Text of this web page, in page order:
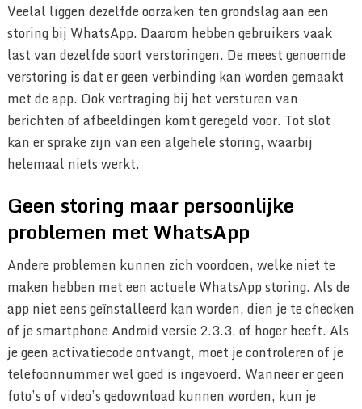
Veelal liggen dezelfde oorzaken ten grondslag aan een
storing bij WhatsApp. Daarom hebben gebruikers vaak
last van dezelfde soort verstoringen. De meest genoemde
verstoring is dat er geen verbinding kan worden gemaakt
met de app. Ook vertraging bij het versturen van
berichten of afbeeldingen komt geregeld voor. Tot slot
kan er sprake zijn van een algehele storing, waarbij
helemaal niets werkt.
Geen storing maar persoonlijke
problemen met WhatsApp
Andere problemen kunnen zich voordoen, welke niet te
maken hebben met een actuele WhatsApp storing. Als de
app niet eens geïnstalleerd kan worden, dien je te checken
of je smartphone Android versie 2.3.3. of hoger heeft. Als
je geen activatiecode ontvangt, moet je controleren of je
telefoonnummer wel goed is ingevoerd. Wanneer er geen
foto’s of video’s gedownload kunnen worden, kun je